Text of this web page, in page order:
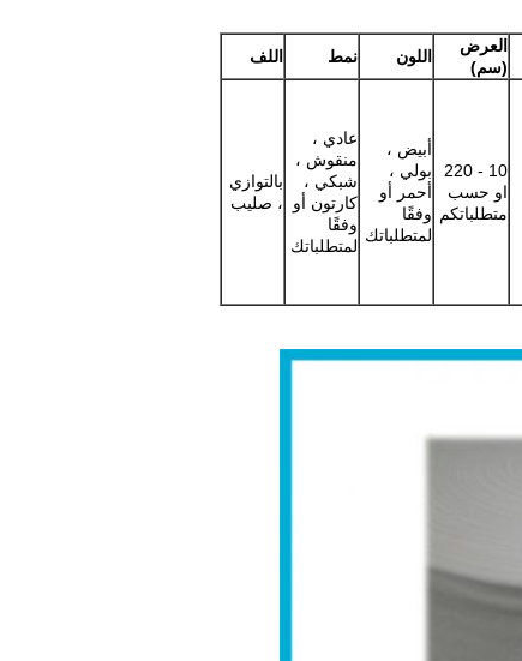
العرض
(سم)
اللون نمط اللف
10 - 220
او حسب
متطلباتكم
أبيض ،
بولي ،
أحمر أو
وفقًا
لمتطلباتك
عادي ،
منقوش ،
شبكي ،
كارتون أو
وفقًا
لمتطلباتك
بالتوازي
، صليب